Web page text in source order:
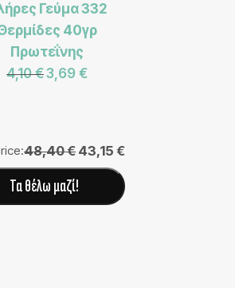
Γεύμα 332
40γρ
Πρωτεΐνης
4,10€3,69€
48,40 € 43,15 €
Τα θέλω μαζί!